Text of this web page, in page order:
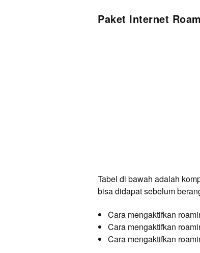
Paket Internet
Tabel di bawah adalah
bisa didapat sebelum
Cara mengaktifkan
Cara mengaktifkan
Cara mengaktifkan